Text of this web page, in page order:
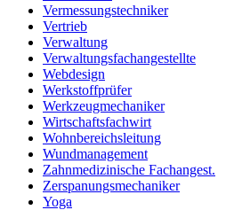
Vermessungstechniker
Vertrieb
Verwaltung
Verwaltungsfachangestellte
Webdesign
Werkstoffprüfer
Werkzeugmechaniker
Wirtschaftsfachwirt
Wohnbereichsleitung
Wundmanagement
Zahnmedizinische Fachangest.
Zerspanungsmechaniker
Yoga